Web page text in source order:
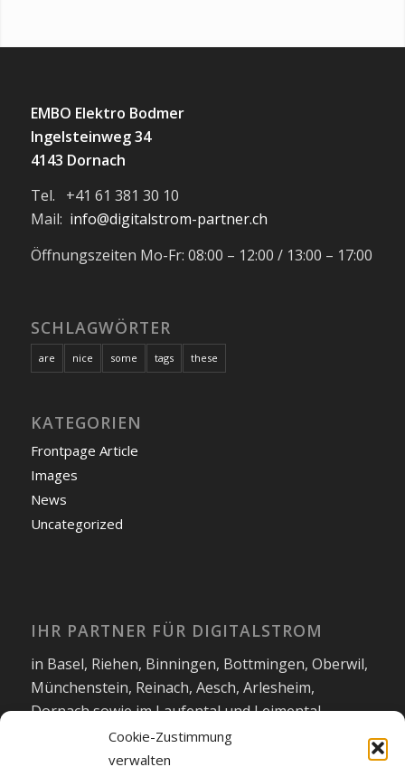
Cookie-Zustimmung
verwalten
EMBO Elektro Bodmer
Ingelsteinweg 34
4143 Dornach
Tel. +41 61 381 30 10
Mail: info@digitalstrom-partner.ch
Öffnungszeiten Mo-Fr: 08:00 – 12:00 / 13:00 – 17:00
SCHLAGWÖRTER
are nice some tags these
KATEGORIEN
Frontpage Article
Images
News
Uncategorized
IHR PARTNER FÜR DIGITALSTROM
in Basel, Riehen, Binningen, Bottmingen, Oberwil,
Münchenstein, Reinach, Aesch, Arlesheim,
Dornach sowie im Laufental und Leimental.
|Datenschutzerklärung